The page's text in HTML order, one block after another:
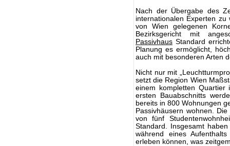
Nach der Übergabe des
internationalen Experten
von Wien gelegenen
Bezirksgericht mit
Passivhaus Standard
Planung es ermöglicht,
auch mit besonderen Arten
Nicht nur mit
setzt die Region Wien
einem kompletten
ersten Bauabschnitts
bereits in 800 Wohnungen
Passivhäusern wohnen.
von fünf
Standard. Insgesamt
während eines
erleben können, was